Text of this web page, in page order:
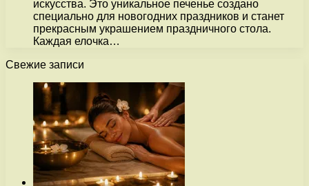
искусства. Это уникальное печенье создано
специально для новогодних праздников и станет
прекрасным украшением праздничного стола.
Каждая елочка…
Свежие записи